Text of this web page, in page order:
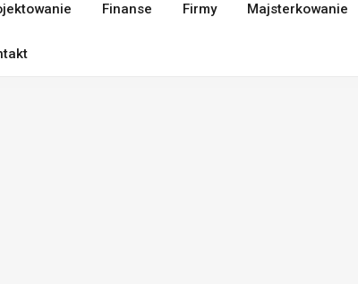
Finanse Firmy Majsterkowanie